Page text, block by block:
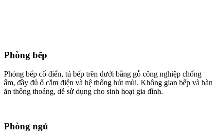
Phòng bếp
Phòng bếp cổ điển, tủ bếp trên dưới bằng gỗ công nghiệp chống
ẩm, đầy đủ ổ cắm điện và hệ thống hút mùi. Không gian bếp và bàn
ăn thông thoáng, dễ sử dụng cho sinh hoạt gia đình.
Phòng ngủ